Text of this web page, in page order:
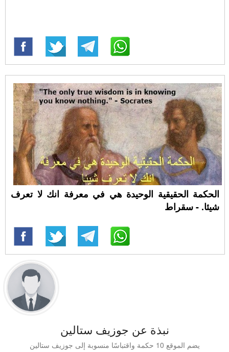
الحكمة الحقيقية الوحيدة هي في معرفة انك لا تعرف
شيئا. - سقراط
نبذة عن جوزيف ستالين
يضم الموقع 10 حكمة واقتباسًا منسوبة إلى جوزيف ستالين